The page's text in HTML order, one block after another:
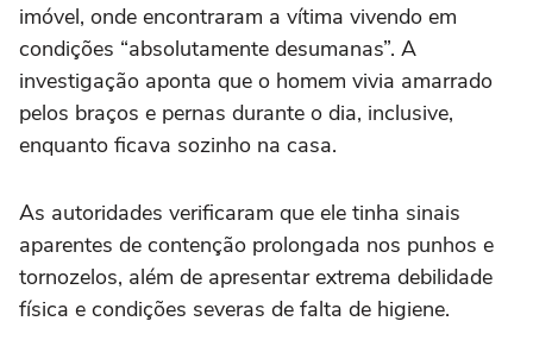
imóvel, onde encontraram a vítima vivendo em
condições “absolutamente desumanas”. A
investigação aponta que o homem vivia amarrado
pelos braços e pernas durante o dia, inclusive,
enquanto ficava sozinho na casa.
As autoridades verificaram que ele tinha sinais
aparentes de contenção prolongada nos punhos e
tornozelos, além de apresentar extrema debilidade
física e condições severas de falta de higiene.